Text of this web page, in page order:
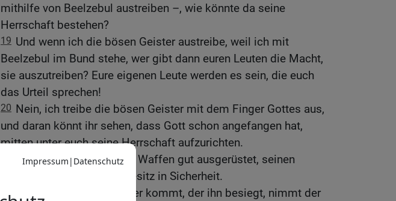
mithilfe von Beelzebul austreiben –, wie könnte da seine
Herrschaft bestehen?
19 Und wenn ich die bösen Geister austreibe, weil ich mit
Beelzebul im Bund stehe, wer gibt dann euren Leuten die Macht,
sie auszutreiben? Eure eigenen Leute werden es sein, die euch
das Urteil sprechen!
20 Nein, ich treibe die bösen Geister mit dem Finger Gottes aus,
und daran könnt ihr sehen, dass Gott schon angefangen hat,
mitten unter euch seine Herrschaft aufzurichten.
Solange ein Starker, mit Waffen gut ausgerüstet, seinen
Palast bewacht, ist sein Besitz in Sicherheit.
Sobald aber ein Stärkerer kommt, der ihn besiegt, nimmt der